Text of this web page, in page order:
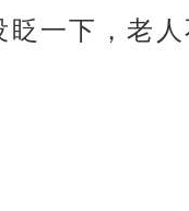
一下，老